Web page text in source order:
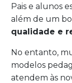
Pais e alunos
além de um
qualidade e
No entanto,
modelos
atendem às